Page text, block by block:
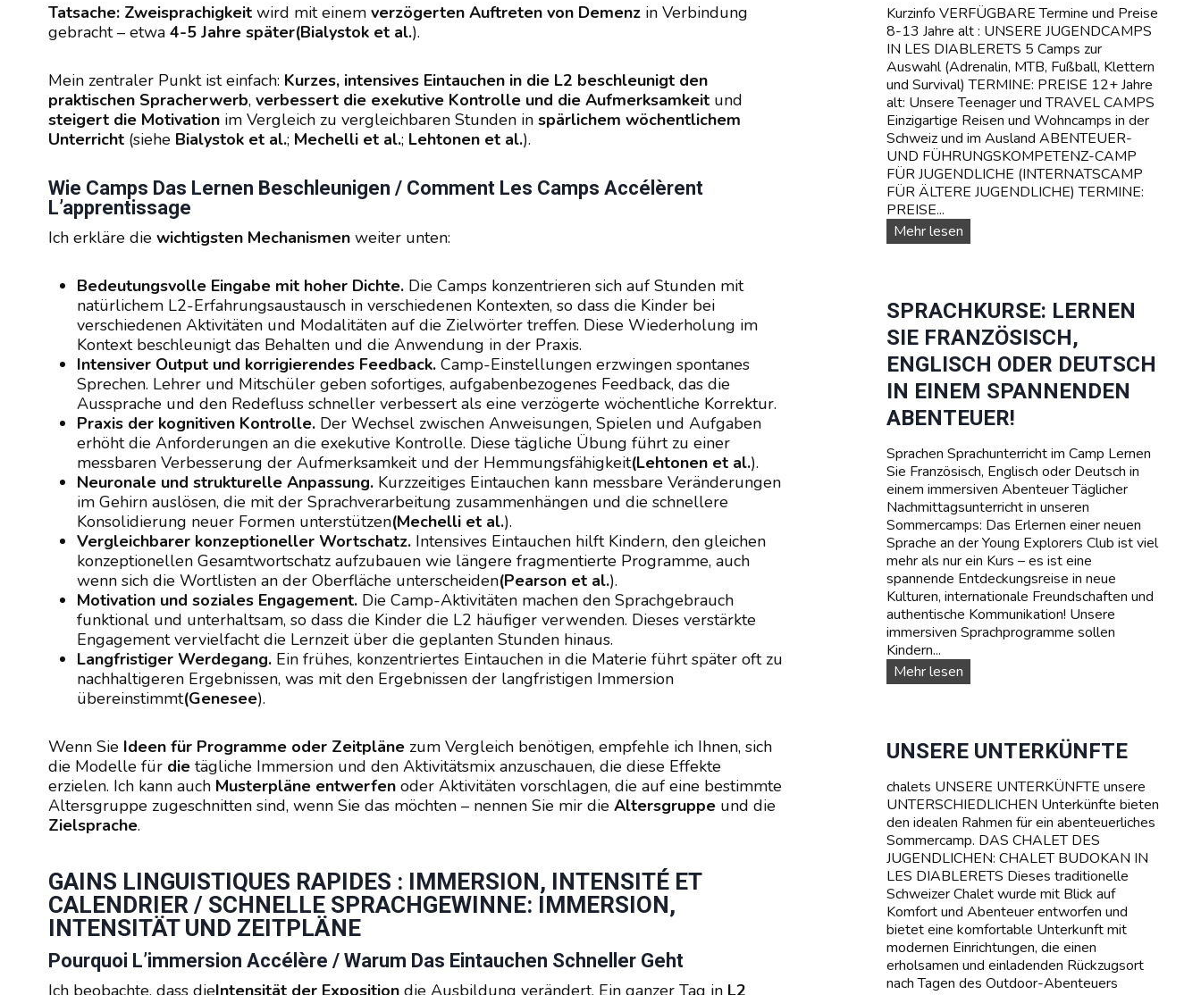
Tatsache: Zweisprachigkeit wird mit einem verzögerten Auftreten von Demenz in Verbindung
gebracht – etwa 4-5 Jahre später(Bialystok et al.).
Mein zentraler Punkt ist einfach: Kurzes, intensives Eintauchen in die L2 beschleunigt den
praktischen Spracherwerb, verbessert die exekutive Kontrolle und die Aufmerksamkeit und
steigert die Motivation im Vergleich zu vergleichbaren Stunden in spärlichem wöchentlichem
Unterricht (siehe Bialystok et al.; Mechelli et al.; Lehtonen et al.).
Wie Camps Das Lernen Beschleunigen / Comment Les Camps Accélèrent
L’apprentissage
Ich erkläre die wichtigsten Mechanismen weiter unten:
Bedeutungsvolle Eingabe mit hoher Dichte. Die Camps konzentrieren sich auf Stunden mit
natürlichem L2-Erfahrungsaustausch in verschiedenen Kontexten, so dass die Kinder bei
verschiedenen Aktivitäten und Modalitäten auf die Zielwörter treffen. Diese Wiederholung im
Kontext beschleunigt das Behalten und die Anwendung in der Praxis.
Intensiver Output und korrigierendes Feedback. Camp-Einstellungen erzwingen spontanes
Sprechen. Lehrer und Mitschüler geben sofortiges, aufgabenbezogenes Feedback, das die
Aussprache und den Redefluss schneller verbessert als eine verzögerte wöchentliche Korrektur.
Praxis der kognitiven Kontrolle. Der Wechsel zwischen Anweisungen, Spielen und Aufgaben
erhöht die Anforderungen an die exekutive Kontrolle. Diese tägliche Übung führt zu einer
messbaren Verbesserung der Aufmerksamkeit und der Hemmungsfähigkeit(Lehtonen et al.).
Neuronale und strukturelle Anpassung. Kurzzeitiges Eintauchen kann messbare Veränderungen
im Gehirn auslösen, die mit der Sprachverarbeitung zusammenhängen und die schnellere
Konsolidierung neuer Formen unterstützen(Mechelli et al.).
Vergleichbarer konzeptioneller Wortschatz. Intensives Eintauchen hilft Kindern, den gleichen
konzeptionellen Gesamtwortschatz aufzubauen wie längere fragmentierte Programme, auch
wenn sich die Wortlisten an der Oberfläche unterscheiden(Pearson et al.).
Motivation und soziales Engagement. Die Camp-Aktivitäten machen den Sprachgebrauch
funktional und unterhaltsam, so dass die Kinder die L2 häufiger verwenden. Dieses verstärkte
Engagement vervielfacht die Lernzeit über die geplanten Stunden hinaus.
Langfristiger Werdegang. Ein frühes, konzentriertes Eintauchen in die Materie führt später oft zu
nachhaltigeren Ergebnissen, was mit den Ergebnissen der langfristigen Immersion
übereinstimmt(Genesee).
Wenn Sie Ideen für Programme oder Zeitpläne zum Vergleich benötigen, empfehle ich Ihnen, sich
die Modelle für die tägliche Immersion und den Aktivitätsmix anzuschauen, die diese Effekte
erzielen. Ich kann auch Musterpläne entwerfen oder Aktivitäten vorschlagen, die auf eine bestimmte
Altersgruppe zugeschnitten sind, wenn Sie das möchten – nennen Sie mir die Altersgruppe und die
Zielsprache.
GAINS LINGUISTIQUES RAPIDES : IMMERSION, INTENSITÉ ET
CALENDRIER / SCHNELLE SPRACHGEWINNE: IMMERSION,
INTENSITÄT UND ZEITPLÄNE
Pourquoi L’immersion Accélère / Warum Das Eintauchen Schneller Geht
Ich beobachte, dass dieIntensität der Exposition die Ausbildung verändert. Ein ganzer Tag in L2
E
I
Z
A
V
E
L
C
a
m
p
s
f
ü
T
e
a
g
e
r
Kurzinfo VERFÜGBARE Termine und Preise
8-13 Jahre alt : UNSERE JUGENDCAMPS
IN LES DIABLERETS 5 Camps zur
Auswahl (Adrenalin, MTB, Fußball, Klettern
und Survival) TERMINE: PREISE 12+ Jahre
alt: Unsere Teenager und TRAVEL CAMPS
Einzigartige Reisen und Wohncamps in der
Schweiz und im Ausland ABENTEUER-
UND FÜHRUNGSKOMPETENZ-CAMP
FÜR JUGENDLICHE (INTERNATSCAMP
FÜR ÄLTERE JUGENDLICHE) TERMINE:
PREISE...
Mehr lesenU
n
r
e
T
e
r
m
i
n
u
n
d
P
r
e
i
s
e
SPRACHKURSE: LERNEN
SIE FRANZÖSISCH,
ENGLISCH ODER DEUTSCH
IN EINEM SPANNENDEN
ABENTEUER!
Sprachen Sprachunterricht im Camp Lernen
Sie Französisch, Englisch oder Deutsch in
einem immersiven Abenteuer Täglicher
Nachmittagsunterricht in unseren
Sommercamps: Das Erlernen einer neuen
Sprache an der Young Explorers Club ist viel
mehr als nur ein Kurs – es ist eine
spannende Entdeckungsreise in neue
Kulturen, internationale Freundschaften und
authentische Kommunikation! Unsere
immersiven Sprachprogramme sollen
Kindern...
Mehr lesenS
p
c
h
k
u
r
s
e
:
L
e
r
n
e
n
UNSERE UNTERKÜNFTE
chalets UNSERE UNTERKÜNFTE unsere
UNTERSCHIEDLICHEN Unterkünfte bieten
den idealen Rahmen für ein abenteuerliches
Sommercamp. DAS CHALET DES
JUGENDLICHEN: CHALET BUDOKAN IN
LES DIABLERETS Dieses traditionelle
Schweizer Chalet wurde mit Blick auf
Komfort und Abenteuer entworfen und
bietet eine komfortable Unterkunft mit
modernen Einrichtungen, die einen
erholsamen und einladenden Rückzugsort
nach Tagen des Outdoor-Abenteuers